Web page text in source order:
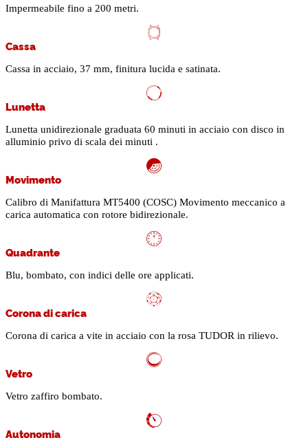
Impermeabile fino a 200 metri.
Cassa
Cassa in acciaio, 37 mm, finitura lucida e satinata.
Lunetta
Lunetta unidirezionale graduata 60 minuti in acciaio con disco in
alluminio privo di scala dei minuti .
Movimento
Calibro di Manifattura MT5400 (COSC) Movimento meccanico a
carica automatica con rotore bidirezionale.
Quadrante
Blu, bombato, con indici delle ore applicati.
Corona di carica
Corona di carica a vite in acciaio con la rosa TUDOR in rilievo.
Vetro
Vetro zaffiro bombato.
Autonomia